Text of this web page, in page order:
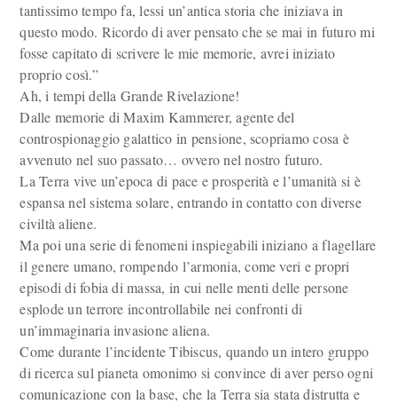
tantissimo tempo fa, lessi un’antica storia che iniziava in
questo modo. Ricordo di aver pensato che se mai in futuro mi
fosse capitato di scrivere le mie memorie, avrei iniziato
proprio così.”
Ah, i tempi della Grande Rivelazione!
Dalle memorie di Maxim Kammerer, agente del
controspionaggio galattico in pensione, scopriamo cosa è
avvenuto nel suo passato… ovvero nel nostro futuro.
La Terra vive un’epoca di pace e prosperità e l’umanità si è
espansa nel sistema solare, entrando in contatto con diverse
civiltà aliene.
Ma poi una serie di fenomeni inspiegabili iniziano a flagellare
il genere umano, rompendo l’armonia, come veri e propri
episodi di fobia di massa, in cui nelle menti delle persone
esplode un terrore incontrollabile nei confronti di
un’immaginaria invasione aliena.
Come durante l’incidente Tibiscus, quando un intero gruppo
di ricerca sul pianeta omonimo si convince di aver perso ogni
comunicazione con la base, che la Terra sia stata distrutta e